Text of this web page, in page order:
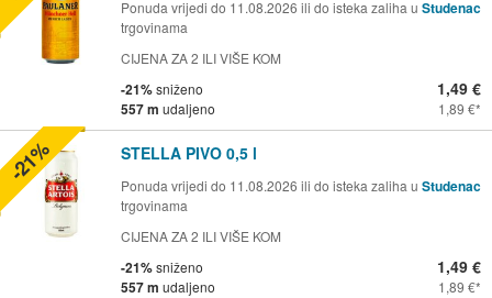
Ponuda vrijedi do 11.08.2026 ili do isteka zaliha u Studenac
trgovinama
CIJENA ZA 2 ILI VIŠE KOM
-21%sniženo
557 m udaljeno
1,49 €
1,89 €
STELLA PIVO 0,5 l
Ponuda vrijedi do 11.08.2026 ili do isteka zaliha u Studenac
trgovinama
CIJENA ZA 2 ILI VIŠE KOM
-21%sniženo
557 m udaljeno
1,49 €
1,89 €
-21%